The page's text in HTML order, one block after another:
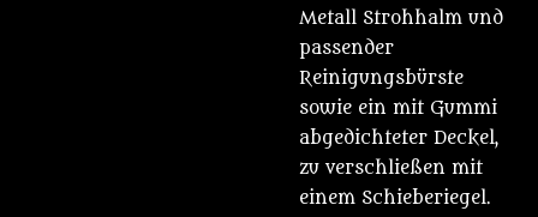
Metall Strohhalm und
passender
Reinigungsbürste
sowie ein mit Gummi
abgedichteter Deckel,
zu verschließen mit
einem Schieberiegel.